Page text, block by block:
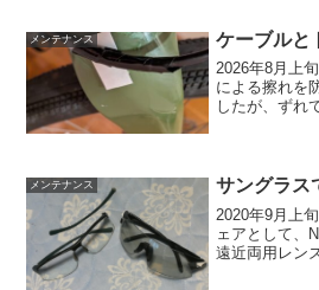
メンテナンス ケーブルと
2026年8月上
による擦れを
したが、ずれ
曜日のサイク
メンテナンス サングラス
2020年9月上
ェアとして、
遠近両用レン